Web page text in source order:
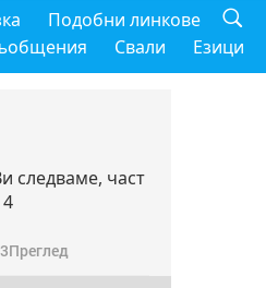
Подобни линкове
Свали Езици
следваме, част
Преглед